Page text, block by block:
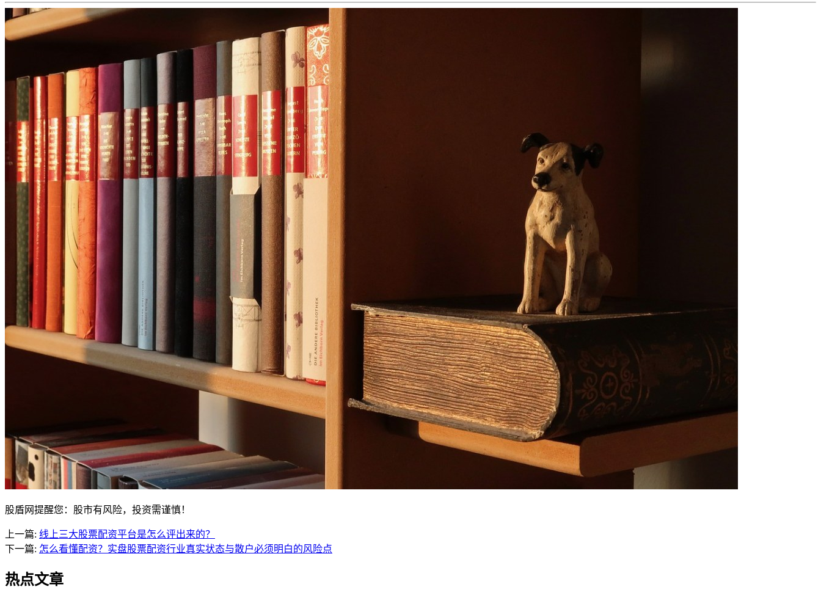
股盾网提醒您：股市有风险，投资需谨慎！
上一篇: 线上三大股票配资平台是怎么评出来的？
下一篇: 怎么看懂配资？实盘股票配资行业真实状态与散户必须明白的风险点
热点文章